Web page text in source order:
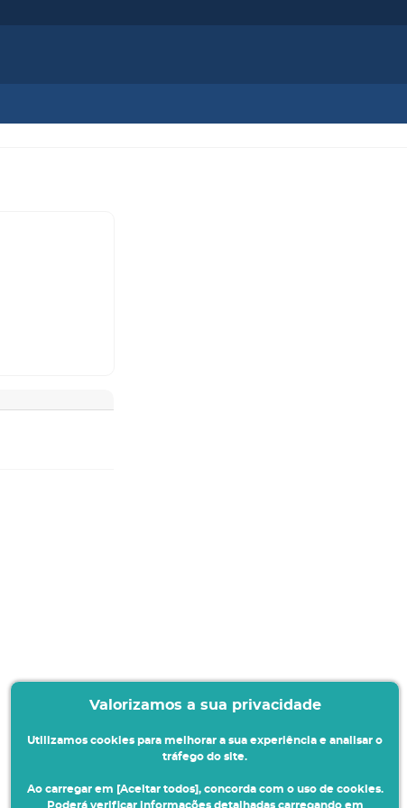
Valorizamos a sua privacidade
Utilizamos cookies para melhorar a sua experiência e analisar o
tráfego do site.
Ao carregar em [Aceitar todos], concorda com o uso de cookies.
Poderá verificar informações detalhadas carregando em